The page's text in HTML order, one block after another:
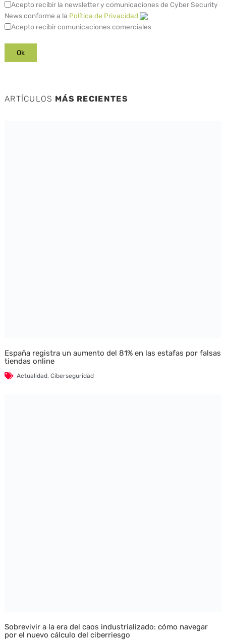
Acepto recibir la newsletter y comunicaciones de Cyber Security
News conforme a la Política de Privacidad
Acepto recibir comunicaciones comerciales
ARTÍCULOS MÁS RECIENTES
España registra un aumento del 81% en las estafas por falsas
tiendas online
Actualidad, Ciberseguridad
Sobrevivir a la era del caos industrializado: cómo navegar
por el nuevo cálculo del ciberriesgo